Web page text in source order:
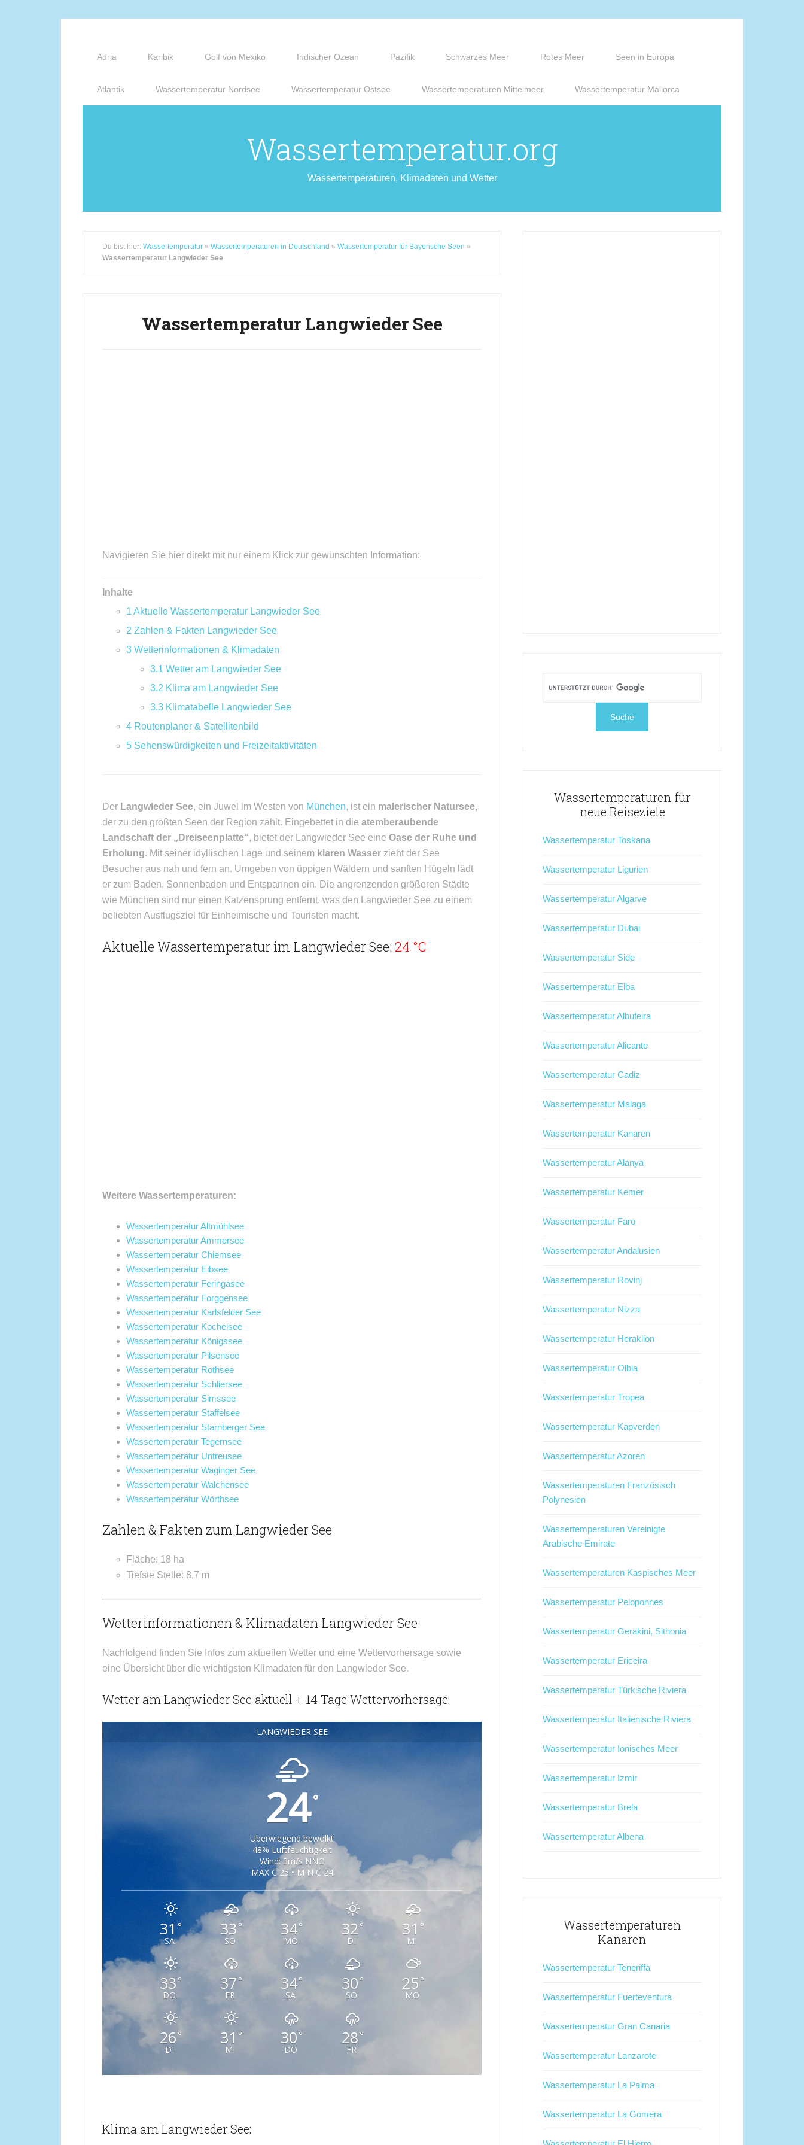
Adria Karibik Golf von Mexiko Indischer Ozean Pazifik Schwarzes Meer Rotes Meer Seen in Europa
Atlantik Wassertemperatur Nordsee Wassertemperatur Ostsee Wassertemperaturen Mittelmeer Wassertemperatur Mallorca
Wassertemperatur.org
Wassertemperaturen, Klimadaten und Wetter
Du bist hier: Wassertemperatur » Wassertemperaturen in Deutschland » Wassertemperatur für Bayerische Seen »
Wassertemperatur Langwieder See
Wassertemperatur Langwieder See
Navigieren Sie hier direkt mit nur einem Klick zur gewünschten Information:
Inhalte
1 Aktuelle Wassertemperatur Langwieder See
2 Zahlen & Fakten Langwieder See
3 Wetterinformationen & Klimadaten
3.1 Wetter am Langwieder See
3.2 Klima am Langwieder See
3.3 Klimatabelle Langwieder See
4 Routenplaner & Satellitenbild
5 Sehenswürdigkeiten und Freizeitaktivitäten
Der Langwieder See, ein Juwel im Westen von München, ist ein malerischer Natursee,
der zu den größten Seen der Region zählt. Eingebettet in die atemberaubende
Landschaft der „Dreiseenplatte“, bietet der Langwieder See eine Oase der Ruhe und
Erholung. Mit seiner idyllischen Lage und seinem klaren Wasser zieht der See
Besucher aus nah und fern an. Umgeben von üppigen Wäldern und sanften Hügeln lädt
er zum Baden, Sonnenbaden und Entspannen ein. Die angrenzenden größeren Städte
wie München sind nur einen Katzensprung entfernt, was den Langwieder See zu einem
beliebten Ausflugsziel für Einheimische und Touristen macht.
Aktuelle Wassertemperatur im Langwieder See: 24 °C
Weitere Wassertemperaturen:
Wassertemperatur Altmühlsee
Wassertemperatur Ammersee
Wassertemperatur Chiemsee
Wassertemperatur Eibsee
Wassertemperatur Feringasee
Wassertemperatur Forggensee
Wassertemperatur Karlsfelder See
Wassertemperatur Kochelsee
Wassertemperatur Königssee
Wassertemperatur Pilsensee
Wassertemperatur Rothsee
Wassertemperatur Schliersee
Wassertemperatur Simssee
Wassertemperatur Staffelsee
Wassertemperatur Starnberger See
Wassertemperatur Tegernsee
Wassertemperatur Untreusee
Wassertemperatur Waginger See
Wassertemperatur Walchensee
Wassertemperatur Wörthsee
Zahlen & Fakten zum Langwieder See
Fläche: 18 ha
Tiefste Stelle: 8,7 m
Wetterinformationen & Klimadaten Langwieder See
Nachfolgend finden Sie Infos zum aktuellen Wetter und eine Wettervorhersage sowie
eine Übersicht über die wichtigsten Klimadaten für den Langwieder See.
Wetter am Langwieder See aktuell + 14 Tage Wettervorhersage:
LANGWIEDER SEE
24°
Überwiegend bewölkt
48% Luftfeuchtigkeit
Wind: 3m/s NNO
MAX C 25 • MIN C 24
31 °
SA
33 °
SO
34°
MO
32 °
DI
31 °
MI
33 °
DO
37 °
FR
34°
SA
30 °
SO
25 °
MO
26 °
DI
31 °
MI
30 °
DO
28 °
FR
Klima am Langwieder See:
Wassertemperaturen für
neue Reiseziele
Wassertemperatur Toskana
Wassertemperatur Ligurien
Wassertemperatur Algarve
Wassertemperatur Dubai
Wassertemperatur Side
Wassertemperatur Elba
Wassertemperatur Albufeira
Wassertemperatur Alicante
Wassertemperatur Cadiz
Wassertemperatur Malaga
Wassertemperatur Kanaren
Wassertemperatur Alanya
Wassertemperatur Kemer
Wassertemperatur Faro
Wassertemperatur Andalusien
Wassertemperatur Rovinj
Wassertemperatur Nizza
Wassertemperatur Heraklion
Wassertemperatur Olbia
Wassertemperatur Tropea
Wassertemperatur Kapverden
Wassertemperatur Azoren
Wassertemperaturen Französisch
Polynesien
Wassertemperaturen Vereinigte
Arabische Emirate
Wassertemperaturen Kaspisches Meer
Wassertemperatur Peloponnes
Wassertemperatur Gerakini, Sithonia
Wassertemperatur Ericeira
Wassertemperatur Türkische Riviera
Wassertemperatur Italienische Riviera
Wassertemperatur Ionisches Meer
Wassertemperatur Izmir
Wassertemperatur Brela
Wassertemperatur Albena
Wassertemperaturen
Kanaren
Wassertemperatur Teneriffa
Wassertemperatur Fuerteventura
Wassertemperatur Gran Canaria
Wassertemperatur Lanzarote
Wassertemperatur La Palma
Wassertemperatur La Gomera